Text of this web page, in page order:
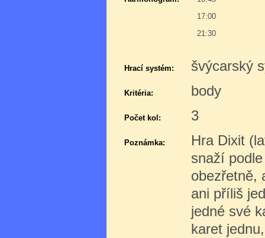
17:00
21:30
Hrací systém: švýcarský
Kritéria: body
Počet kol: 3
Poznámka:
Hra Dixit
snaží
obezřetně,
ani příliš
jedné své
karet